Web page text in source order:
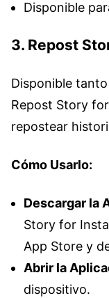
Disponible
3. Repost
Disponible
Repost Story
repostear
Cómo Usarlo:
Descargar la
Story for
App Store y
Abrir la
dispositivo.